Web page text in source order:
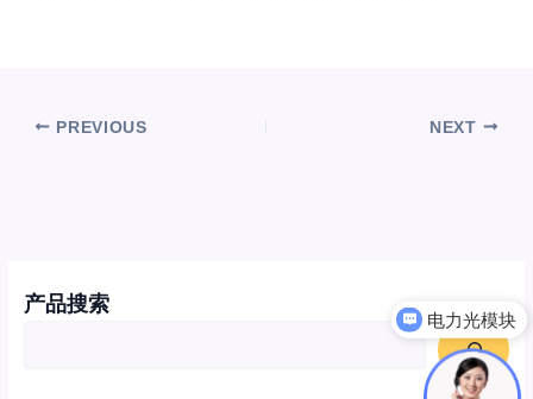
产品搜索
PREVIOUS NEXT
特种连接器